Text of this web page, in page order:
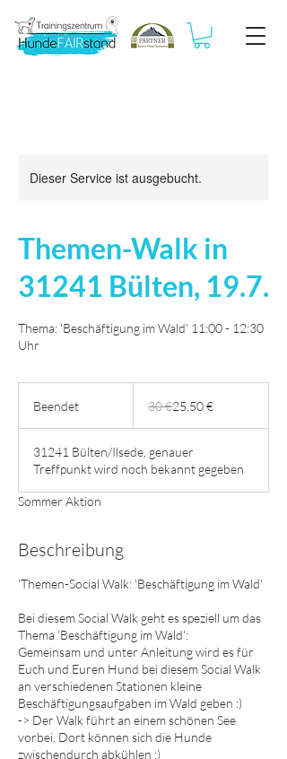
Dieser Service ist ausgebucht.
Themen-Walk in
31241 Bülten, 19.7.
Thema: 'Beschäftigung im Wald' 11:00 - 12:30
Uhr
Beendet
n
d
e
t
30 €25,50 €
31241 Bülten/Ilsede, genauer
Treffpunkt wird noch bekannt gegeben
Sommer Aktion
Beschreibung
'Themen-Social Walk: 'Beschäftigung im Wald'
Bei diesem Social Walk geht es speziell um das
Thema 'Beschäftigung im Wald':
Gemeinsam und unter Anleitung wird es für
Euch und Euren Hund bei diesem Social Walk
an verschiedenen Stationen kleine
Beschäftigungsaufgaben im Wald geben :)
-> Der Walk führt an einem schönen See
vorbei. Dort können sich die Hunde
zwischendurch abkühlen :)